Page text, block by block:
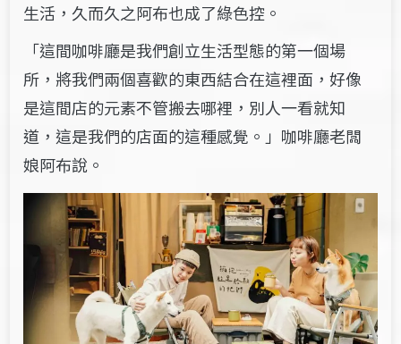
生活，久而久之阿布也成了綠色控。
「這間咖啡廳是我們創立生活型態的第一個場
所，將我們兩個喜歡的東西結合在這裡面，好像
是這間店的元素不管搬去哪裡，別人一看就知
道，這是我們的店面的這種感覺。」咖啡廳老闆
娘阿布說。